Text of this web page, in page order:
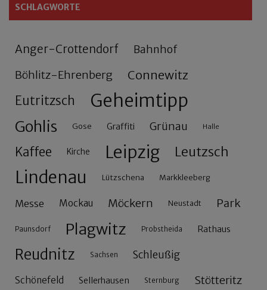
SCHLAGWORTE
Anger-Crottendorf Bahnhof
Böhlitz-Ehrenberg Connewitz
Eutritzsch Geheimtipp
Gohlis Gose Graffiti Grünau Halle
Kaffee Kirche Leipzig Leutzsch
Lindenau Lützschena Markkleeberg
Messe Mockau Möckern Neustadt Park
Paunsdorf Plagwitz Probstheida Rathaus
Reudnitz Sachsen Schleußig
Schönefeld Sellerhausen Sternburg Stötteritz